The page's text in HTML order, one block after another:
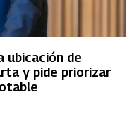
ubicación de
y pide priorizar